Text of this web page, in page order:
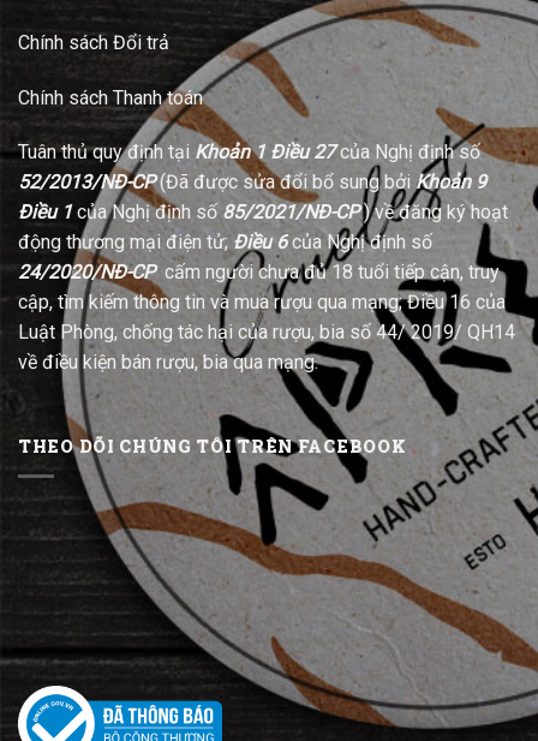
Chính sách Đổi trả
Chính sách Thanh toán
Tuân thủ quy định tại Khoản 1 Điều 27của Nghị định số
52/2013/NĐ-CP(Đã được sửa đổi bổ sung bởi Khoản 9
Điều 1của Nghị định số 85/2021/NĐ-CP) về đăng ký hoạt
động thương mại điện tử; Điều 6của Nghị định số
24/2020/NĐ-CPcấm người chưa đủ 18 tuổi tiếp cận, truy
cập, tìm kiếm thông tin và mua rượu qua mạng; Điều 16 của
Luật Phòng, chống tác hại của rượu, bia số 44/ 2019/ QH14
về điều kiện bán rượu, bia qua mạng.
THEO DÕI CHÚNG TÔI TRÊN FACEBOOK